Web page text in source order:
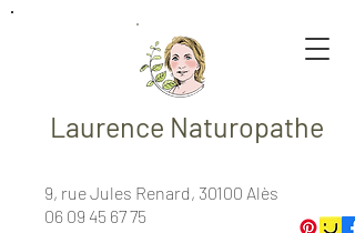
9, rue Jules Renard, 30100 Alès
06 09 45 67 75
Laurence Naturopathe